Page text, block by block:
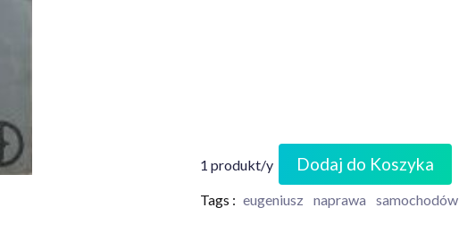
1 produkt/y Dodaj do Koszyka
Tags : eugeniusz naprawa samochodów